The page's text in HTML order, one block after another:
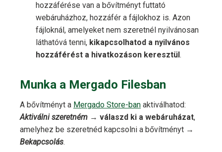
hozzáférése van a bővítményt futtató
webáruházhoz, hozzáfér a fájlokhoz is. Azon
fájloknál, amelyeket nem szeretnél nyilvánosan
láthatóvá tenni, kikapcsolhatod a nyilvános
hozzáférést a hivatkozáson keresztül .
Munka a Mergado Filesban
A bővítményt a Mergado Store-ban aktiválhatod:
Aktiválni szeretném → válaszd ki a webáruházat,
amelyhez be szeretnéd kapcsolni a bővítményt →
Bekapcsolás.